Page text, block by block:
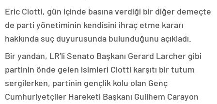
Eric Ciotti, gün içinde basına verdiği bir diğer demeçte
de parti yönetiminin kendisini ihraç etme kararı
hakkında suç duyurusunda bulunduğunu açıkladı.
Bir yandan, LR’li Senato Başkanı Gerard Larcher gibi
partinin önde gelen isimleri Ciotti karşıtı bir tutum
sergilerken, partinin gençlik kolu olan Genç
Cumhuriyetçiler Hareketi Başkanı Guilhem Carayon